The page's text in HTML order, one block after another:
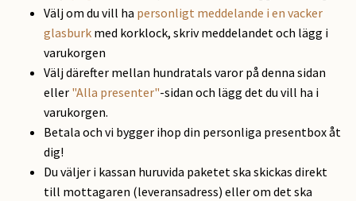
Välj om du vill ha personligt meddelande i en vacker
glasburk med korklock, skriv meddelandet och lägg i
varukorgen
Välj därefter mellan hundratals varor på denna sidan
eller "Alla presenter"-sidan och lägg det du vill ha i
varukorgen.
Betala och vi bygger ihop din personliga presentbox åt
dig!
Du väljer i kassan huruvida paketet ska skickas direkt
till mottagaren (leveransadress) eller om det ska